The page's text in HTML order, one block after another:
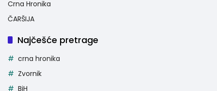
Crna Hronika
ČARŠIJA
Najčešće pretrage
crna hronika
Zvornik
BiH